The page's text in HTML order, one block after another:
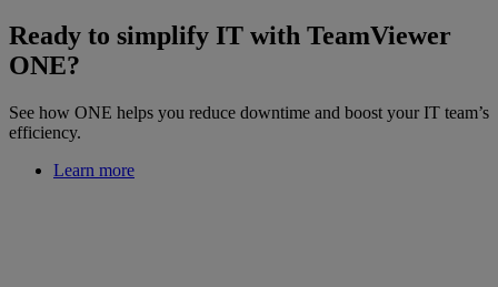
Ready to simplify IT with TeamViewer
ONE?
See how ONE helps you reduce downtime and boost your IT team’s
efficiency.
Learn more